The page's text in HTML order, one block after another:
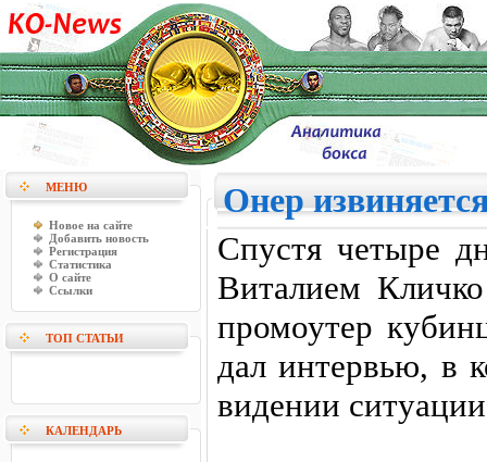
МЕНЮ
Новое на сайте
Добавить новость
Регистрация
Статистика
О сайте
Ссылки
ТОП СТАТЬИ
КАЛЕНДАРЬ
Онер
Спустя четыре
Виталием
промоутер
дал интервью, в
видении